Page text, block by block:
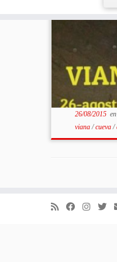
26/08/2015
viana/cueva/